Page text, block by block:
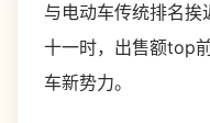
与电动车传统排名挨
十一时，出售额top
车新势力。